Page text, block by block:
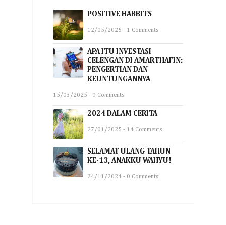
POSITIVE HABBITS
12/05/2025 - 1 Comments
APA ITU INVESTASI
CELENGAN DI AMARTHAFIN:
PENGERTIAN DAN
KEUNTUNGANNYA
15/03/2025 - 0 Comments
2024 DALAM CERITA
27/01/2025 - 14 Comments
SELAMAT ULANG TAHUN
KE-13, ANAKKU WAHYU!
24/11/2024 - 0 Comments